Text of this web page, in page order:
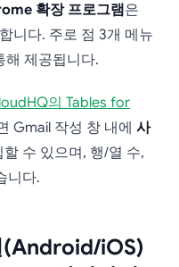
확장 프로그램은
니다. 주로 점 3개 메뉴
해 제공됩니다.
의 Tables for
Gmail 작성 창 내에 사
수 있으며, 행/열 수,
니다.
(Android/iOS)